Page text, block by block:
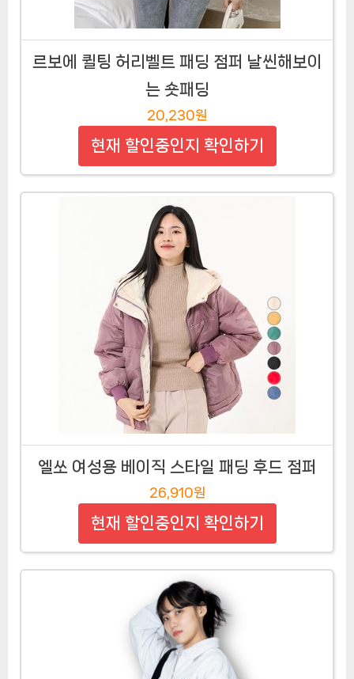
르보에 퀼팅 허리벨트 패딩 점퍼 날씬해보이
는 숏패딩
20,230원
현재 할인중인지 확인하기
엘쏘 여성용 베이직 스타일 패딩 후드 점퍼
26,910원
현재 할인중인지 확인하기